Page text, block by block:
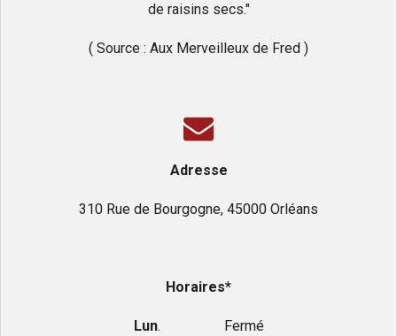
de raisins secs."
( Source : Aux Merveilleux de Fred )
Adresse
310 Rue de Bourgogne, 45000 Orléans
Horaires*
Lun. Fermé